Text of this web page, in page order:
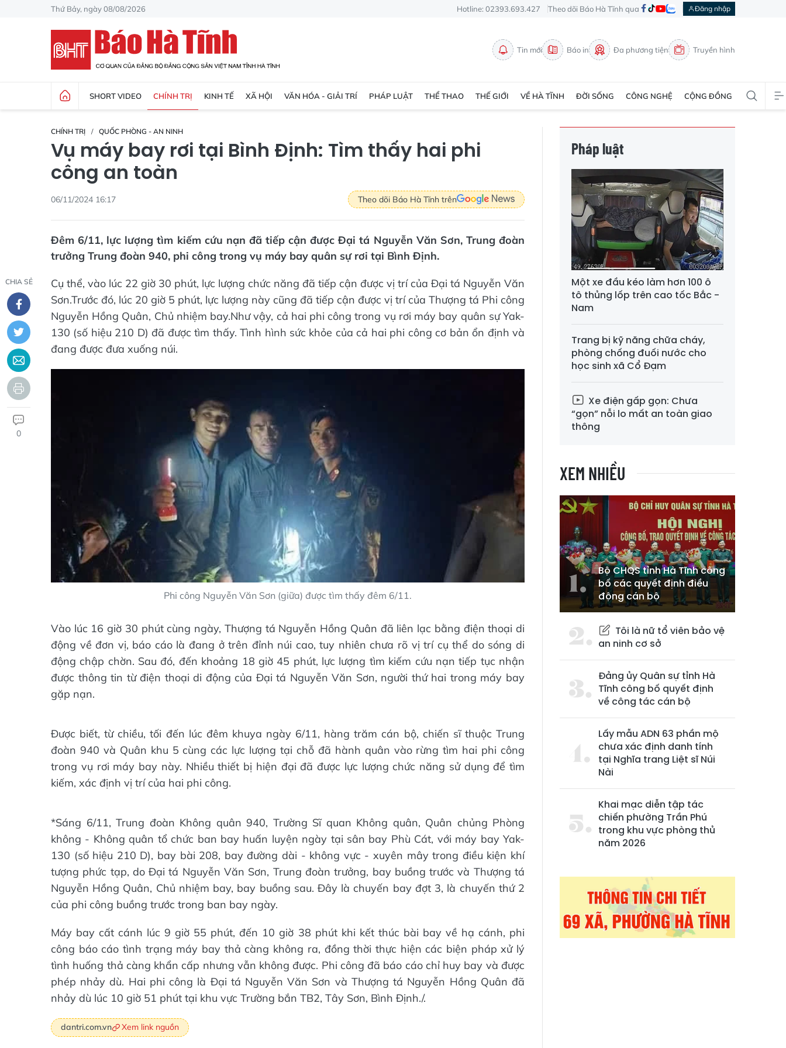
Thứ Bảy, ngày 08/08/2026 Hotline: 02393.693.427 Theo dõi Báo Hà Tĩnh qua Đăng nhập
Tin mới Báo in Đa phương tiện Truyền hình
SHORT VIDEO CHÍNH TRỊ KINH TẾ XÃ HỘI VĂN HÓA - GIẢI TRÍ PHÁP LUẬT THỂ THAO THẾ GIỚI VỀ HÀ TĨNH ĐỜI SỐNG CÔNG NGHỆ CỘNG ĐỒNG
CHÍNH TRỊ QUỐC PHÒNG - AN NINH
Vụ máy bay rơi tại Bình Định: Tìm thấy hai phi
công an toàn
06/11/2024 16:17 Theo dõi Báo Hà Tĩnh trên
Đêm 6/11, lực lượng tìm kiếm cứu nạn đã tiếp cận được Đại tá Nguyễn Văn Sơn, Trung đoàn
trưởng Trung đoàn 940, phi công trong vụ máy bay quân sự rơi tại Bình Định.
CHIA SẺ
0
Cụ thể, vào lúc 22 giờ 30 phút, lực lượng chức năng đã tiếp cận được vị trí của Đại tá Nguyễn Văn
Sơn.Trước đó, lúc 20 giờ 5 phút, lực lượng này cũng đã tiếp cận được vị trí của Thượng tá Phi công
Nguyễn Hồng Quân, Chủ nhiệm bay.Như vậy, cả hai phi công trong vụ rơi máy bay quân sự Yak-
130 (số hiệu 210 D) đã được tìm thấy. Tình hình sức khỏe của cả hai phi công cơ bản ổn định và
đang được đưa xuống núi.
Phi công Nguyễn Văn Sơn (giữa) được tìm thấy đêm 6/11.
Vào lúc 16 giờ 30 phút cùng ngày, Thượng tá Nguyễn Hồng Quân đã liên lạc bằng điện thoại di
động về đơn vị, báo cáo là đang ở trên đỉnh núi cao, tuy nhiên chưa rõ vị trí cụ thể do sóng di
động chập chờn. Sau đó, đến khoảng 18 giờ 45 phút, lực lượng tìm kiếm cứu nạn tiếp tục nhận
được thông tin từ điện thoại di động của Đại tá Nguyễn Văn Sơn, người thứ hai trong máy bay
gặp nạn.
Được biết, từ chiều, tối đến lúc đêm khuya ngày 6/11, hàng trăm cán bộ, chiến sĩ thuộc Trung
đoàn 940 và Quân khu 5 cùng các lực lượng tại chỗ đã hành quân vào rừng tìm hai phi công
trong vụ rơi máy bay này. Nhiều thiết bị hiện đại đã được lực lượng chức năng sử dụng để tìm
kiếm, xác định vị trí của hai phi công.
*Sáng 6/11, Trung đoàn Không quân 940, Trường Sĩ quan Không quân, Quân chủng Phòng
không - Không quân tổ chức ban bay huấn luyện ngày tại sân bay Phù Cát, với máy bay Yak-
130 (số hiệu 210 D), bay bài 208, bay đường dài - không vực - xuyên mây trong điều kiện khí
tượng phức tạp, do Đại tá Nguyễn Văn Sơn, Trung đoàn trưởng, bay buồng trước và Thượng tá
Nguyễn Hồng Quân, Chủ nhiệm bay, bay buồng sau. Đây là chuyến bay đợt 3, là chuyến thứ 2
của phi công buồng trước trong ban bay ngày.
Máy bay cất cánh lúc 9 giờ 55 phút, đến 10 giờ 38 phút khi kết thúc bài bay về hạ cánh, phi
công báo cáo tình trạng máy bay thả càng không ra, đồng thời thực hiện các biện pháp xử lý
tình huống thả càng khẩn cấp nhưng vẫn không được. Phi công đã báo cáo chỉ huy bay và được
phép nhảy dù. Hai phi công là Đại tá Nguyễn Văn Sơn và Thượng tá Nguyễn Hồng Quân đã
nhảy dù lúc 10 giờ 51 phút tại khu vực Trường bắn TB2, Tây Sơn, Bình Định./.
dantri.com.vn Xem link nguồn
Pháp luật
Một xe đầu kéo làm hơn 100 ô
tô thủng lốp trên cao tốc Bắc -
Nam
Trang bị kỹ năng chữa cháy,
phòng chống đuối nước cho
học sinh xã Cổ Đạm
Xe điện gấp gọn: Chưa
“gọn” nỗi lo mất an toàn giao
thông
XEM NHIỀU
Bộ CHQS tỉnh Hà Tĩnh công
bố các quyết định điều
động cán bộ
Tôi là nữ tổ viên bảo vệ
an ninh cơ sở
Đảng ủy Quân sự tỉnh Hà
Tĩnh công bố quyết định
về công tác cán bộ
Lấy mẫu ADN 63 phần mộ
chưa xác định danh tính
tại Nghĩa trang Liệt sĩ Núi
Nài
Khai mạc diễn tập tác
chiến phường Trần Phú
trong khu vực phòng thủ
năm 2026